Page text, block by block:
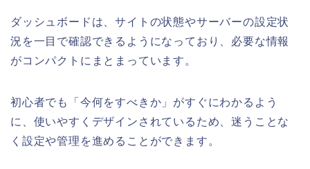
ダッシュボードは、サイトの状態やサーバーの設定状
況を一目で確認できるようになっており、必要な情報
がコンパクトにまとまっています。
初心者でも「今何をすべきか」がすぐにわかるよう
に、使いやすくデザインされているため、迷うことな
く設定や管理を進めることができます。